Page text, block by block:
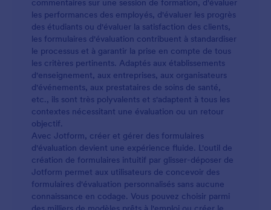
fonctionnalités no code de Jotform et dites adieu
aux formulaires papier.
commentaires sur une session de formation, d'évaluer
les performances des employés, d'évaluer les progrès
des étudiants ou d'évaluer la satisfaction des clients,
les formulaires d'évaluation contribuent à standardiser
le processus et à garantir la prise en compte de tous
les critères pertinents. Adaptés aux établissements
d'enseignement, aux entreprises, aux organisateurs
d'événements, aux prestataires de soins de santé,
etc., ils sont très polyvalents et s'adaptent à tous les
contextes nécessitant une évaluation ou un retour
objectif.
Avec Jotform, créer et gérer des formulaires
d'évaluation devient une expérience fluide. L'outil de
création de formulaires intuitif par glisser-déposer de
Jotform permet aux utilisateurs de concevoir des
formulaires d'évaluation personnalisés sans aucune
connaissance en codage. Vous pouvez choisir parmi